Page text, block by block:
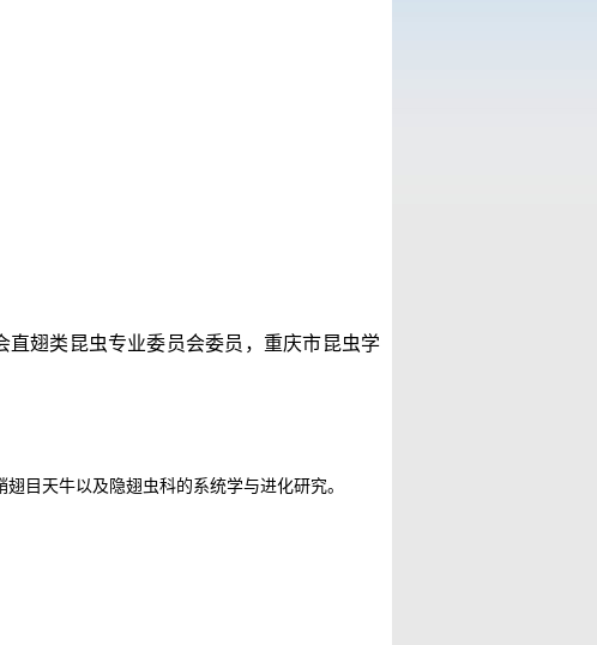
直翅类昆虫专业委员会委员 ，重庆市昆虫学
目天牛以及隐翅虫科的系统学与进化研究。